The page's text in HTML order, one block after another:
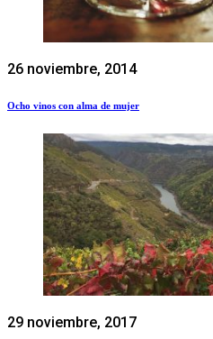
26 noviembre, 2014
Ocho vinos con alma de mujer
29 noviembre, 2017